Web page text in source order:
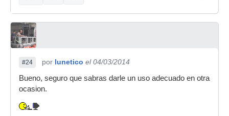
#24 por lunetico el 04/03/2014
Bueno, seguro que sabras darle un uso adecuado en otra
ocasion.